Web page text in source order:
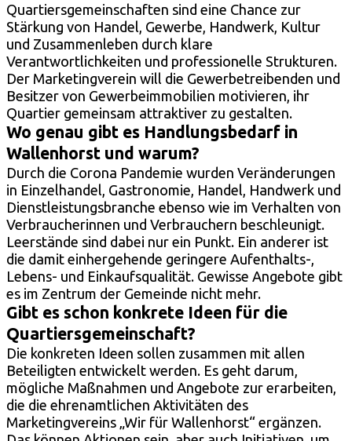
Quartiersgemeinschaften sind eine Chance zur
Stärkung von Handel, Gewerbe, Handwerk, Kultur
und Zusammenleben durch klare
Verantwortlichkeiten und professionelle Strukturen.
Der Marketingverein will die Gewerbetreibenden und
Besitzer von Gewerbeimmobilien motivieren, ihr
Quartier gemeinsam attraktiver zu gestalten.
Wo genau gibt es Handlungsbedarf in
Wallenhorst und warum?
Durch die Corona Pandemie wurden Veränderungen
in Einzelhandel, Gastronomie, Handel, Handwerk und
Dienstleistungsbranche ebenso wie im Verhalten von
Verbraucherinnen und Verbrauchern beschleunigt.
Leerstände sind dabei nur ein Punkt. Ein anderer ist
die damit einhergehende geringere Aufenthalts-,
Lebens- und Einkaufsqualität. Gewisse Angebote gibt
es im Zentrum der Gemeinde nicht mehr.
Gibt es schon konkrete Ideen für die
Quartiersgemeinschaft?
Die konkreten Ideen sollen zusammen mit allen
Beteiligten entwickelt werden. Es geht darum,
mögliche Maßnahmen und Angebote zur erarbeiten,
die die ehrenamtlichen Aktivitäten des
Marketingvereins „Wir für Wallenhorst“ ergänzen.